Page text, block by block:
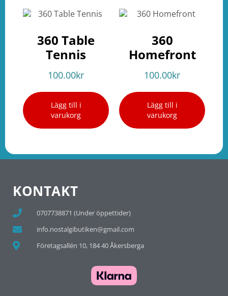
360 Table
Tennis
100.00kr
Lägg till i
varukorg
360
Homefront
100.00kr
Lägg till i
varukorg
KONTAKT
0707738871 (Under öppettider)
info.nostalgibutiken@gmail.com
Företagsallén 10, 184 40 Åkersberga